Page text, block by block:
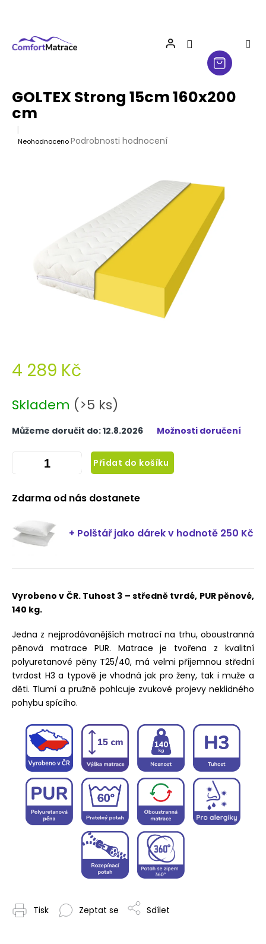
GOLTEX Strong 15cm 160x200
cm
Průměrné
NeohodnocenoPodrobnosti hodnocení
4 289 Kč
cena:
Skladem (>5 ks)
Můžeme doručit do:12.8.2026 Možnosti doručení
Přidat do košíku
Zdarma od nás dostanete
+ Polštář jako dárekv hodnotě 250 Kč
Vyrobeno v ČR. Tuhost 3 – středně tvrdé, PUR pěnové,
140 kg.
Jedna z nejprodávanějších matrací na trhu, oboustranná
pěnová matrace PUR. Matrace je tvořena z kvalitní
polyuretanové pěny T25/40, má velmi příjemnou střední
tvrdost H3 a typově je vhodná jak pro ženy, tak i muže a
děti. Tlumí a pružně pohlcuje zvukové projevy neklidného
pohybu spícího.
Tisk Zeptat se Sdílet